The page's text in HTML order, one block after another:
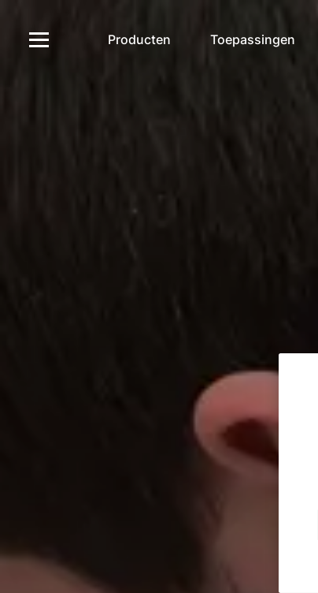
Producten Toepassingen